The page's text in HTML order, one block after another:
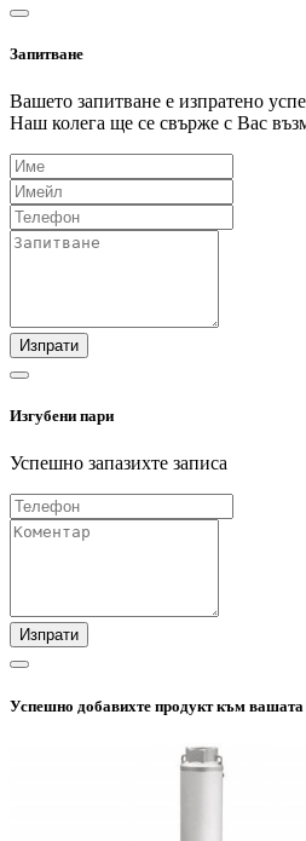
Запитване
Вашето запитване е изпратено
Наш колега ще се свърже с Вас
Изпрати
Изгубени пари
Успешно запазихте записа
Изпрати
Успешно добавихте продукт към вашата